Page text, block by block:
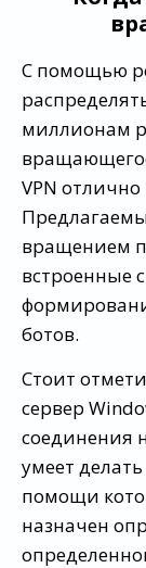
С помощью
миллионам
VPN
вращением
встроенные
ботов.
Стоит
сервер
соединения
умеет
помощи
назначен